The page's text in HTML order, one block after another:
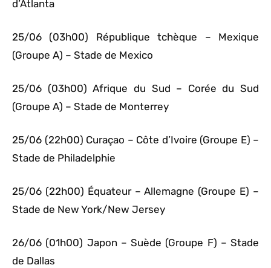
d’Atlanta
25/06 (03h00) République tchèque – Mexique
(Groupe A) – Stade de Mexico
25/06 (03h00) Afrique du Sud – Corée du Sud
(Groupe A) – Stade de Monterrey
25/06 (22h00) Curaçao – Côte d’Ivoire (Groupe E) –
Stade de Philadelphie
25/06 (22h00) Équateur – Allemagne (Groupe E) –
Stade de New York/New Jersey
26/06 (01h00) Japon – Suède (Groupe F) – Stade
de Dallas